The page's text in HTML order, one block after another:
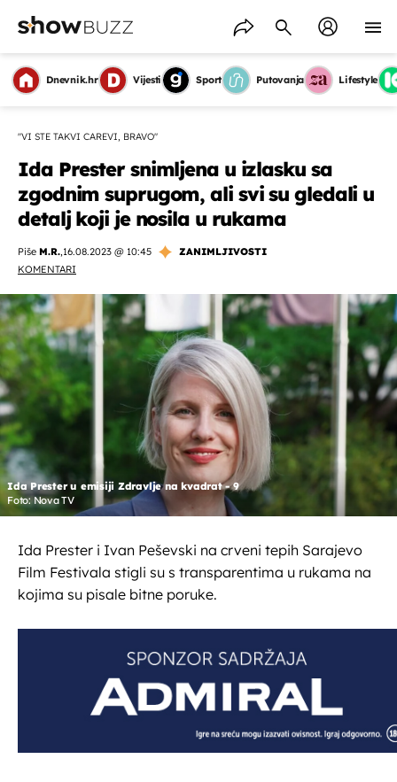
Dnevnik.hr Vijesti Sport Putovanja Lifestyle
"VI STE TAKVI CAREVI, BRAVO"
Ida Prester snimljena u izlasku sa
zgodnim suprugom, ali svi su gledali u
detalj koji je nosila u rukama
Piše M.R.,16.08.2023 @ 10:45
ZANIMLJIVOSTI
KOMENTARI
Ida Prester u emisiji Zdravlje na kvadrat - 9
Foto: Nova TV
Ida Prester i Ivan Peševski na crveni tepih Sarajevo
Film Festivala stigli su s transparentima u rukama na
kojima su pisale bitne poruke.
OMOGUĆI OBAVIJESTI